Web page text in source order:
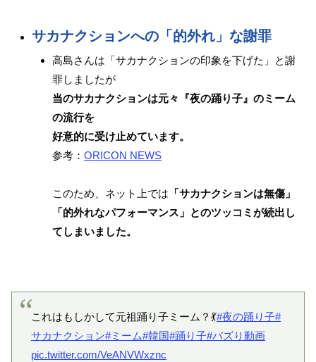
サカナクションへの「的外れ」な謝罪
高島さんは「サカナクションの印象を下げた」と謝
罪しましたが
当のサカナクションは元々『夜の踊り子』のミーム
の流行を
好意的に受け止めています。
参考： ORICON NEWS
このため、ネット上では 「サカナクションは無傷」
「的外れなパフォーマンス」とのツッコミが続出し
てしまいました。
これはもしかして元祖踊り子ミーム？💃#夜の踊り子#
サカナクション#ミーム#韓国#踊り子#バズり動画
pic.twitter.com/VeANVWxznc